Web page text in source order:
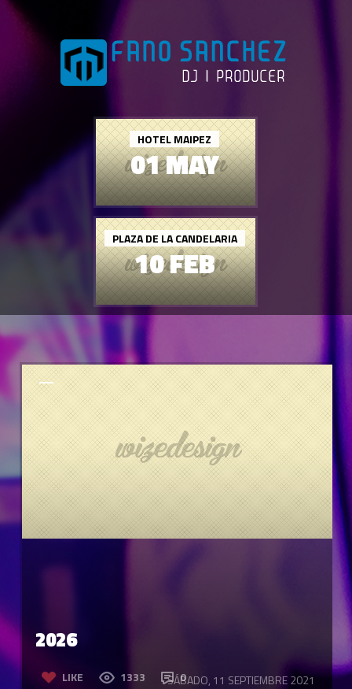
01 MAY
HOTEL MAIPEZ
10 FEB
PLAZA DE LA CANDELARIA
2026
LIKE 1333 0
SÁBADO, 11 SEPTIEMBRE 2021